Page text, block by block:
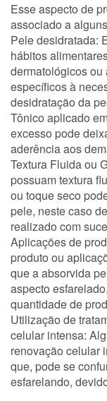
DESODORANTE
SOLAR
DERMACLUB
CONSULTORIA DE
Esse aspecto de
associado a
Pele desidratada:
hábitos
dermatológicos
específicos à
desidratação da
Tônico aplicado
excesso pode
aderência aos
Textura Fluida ou
possuam textura
ou toque seco
pele, neste caso
realizado com
Aplicações de
produto ou
que a absorvida
aspecto
quantidade de
Utilização de
celular intensa:
renovação celular
que, pode se
esfarelando,